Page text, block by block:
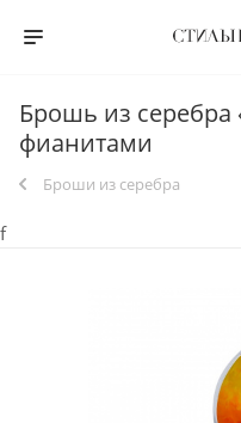
Брошь из серебра
фианитами
Броши из серебра
f